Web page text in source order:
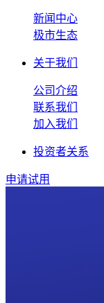
新闻中心
极市生态
关于我们
公司介绍
联系我们
加入我们
投资者关系
申请试用